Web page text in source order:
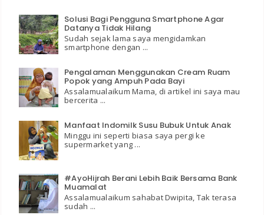
Solusi Bagi Pengguna Smartphone Agar
Datanya Tidak Hilang
Sudah sejak lama saya mengidamkan
smartphone dengan ...
Pengalaman Menggunakan Cream Ruam
Popok yang Ampuh Pada Bayi
Assalamualaikum Mama, di artikel ini saya mau
bercerita ...
Manfaat Indomilk Susu Bubuk Untuk Anak
Minggu ini seperti biasa saya pergi ke
supermarket yang ...
#AyoHijrah Berani Lebih Baik Bersama Bank
Muamalat
Assalamualaikum sahabat Dwipita, Tak terasa
sudah ...